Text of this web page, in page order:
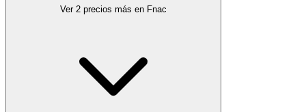
Ver 2 precios más en Fnac